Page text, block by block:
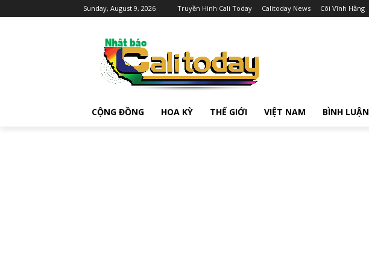
Sunday, August 9, 2026 Truyền Hình Cali Today Calitoday News Cõi Vĩnh Hằng
CỘNG ĐỒNG HOA KỲ THẾ GIỚI VIỆT NAM BÌNH LUẬN